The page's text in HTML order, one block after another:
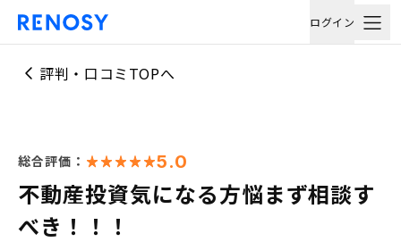
ログイン
評判・口コミTOPへ
総合評価： 5.0
不動産投資気になる方悩まず相談す
べき！！！